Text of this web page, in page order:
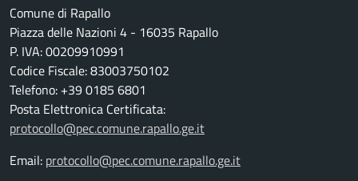
Comune di Rapallo
Piazza delle Nazioni 4 - 16035 Rapallo
P. IVA: 00209910991
Codice Fiscale: 83003750102
Telefono: +39 0185 6801
Posta Elettronica Certificata:
protocollo@pec.comune.rapallo.ge.it
Email: protocollo@pec.comune.rapallo.ge.it